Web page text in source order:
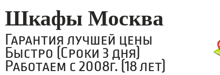
Шкафы Москва
Гарантия лучшей цены
Быстро (Сроки 3 дня)
Работаем с 2008г. (18 лет)